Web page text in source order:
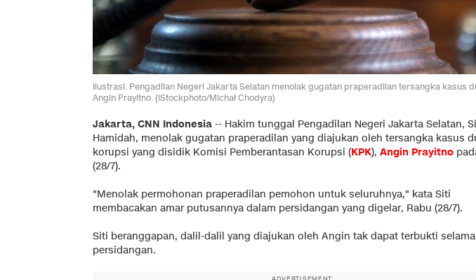
Ilustrasi. Pengadilan Negeri Jakarta Selatan menolak gugatan praperadilan tersangka kasus
Angin Prayitno. (iStockphoto/Michał Chodyra)
Jakarta, CNN Indonesia -- Hakim tunggal Pengadilan Negeri Jakarta Selatan,
Hamidah, menolak gugatan praperadilan yang diajukan oleh tersangka kasus
korupsi yang disidik Komisi Pemberantasan Korupsi (KPK), Angin Prayitno
(28/7).
"Menolak permohonan praperadilan pemohon untuk seluruhnya," kata Siti
membacakan amar putusannya dalam persidangan yang digelar, Rabu (28/7).
Siti beranggapan, dalil-dalil yang diajukan oleh Angin tak dapat terbukti selama
persidangan.